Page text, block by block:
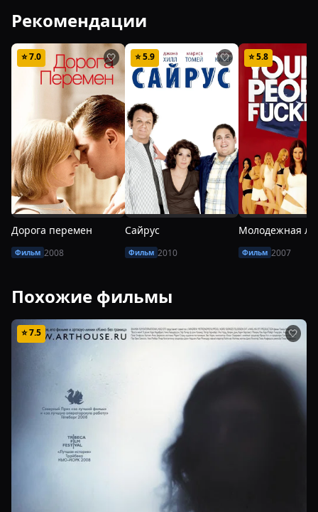
Рекомендации
⭐7.0 🤍
Дорога перемен
Фильм 2008
⭐5.9 🤍
Сайрус
Фильм 2010
⭐5.8
Фильм 2007
Похожие фильмы
⭐7.5 🤍